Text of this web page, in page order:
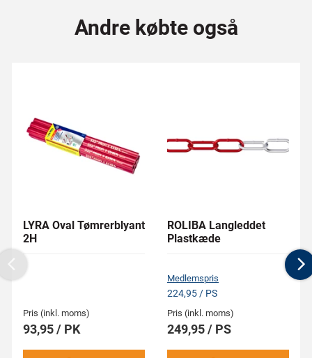
Andre købte også
LYRA Oval Tømrerblyant
2H
Pris (inkl. moms)
93,95 / PK
ROLIBA Langleddet
Plastkæde
Medlemspris
224,95 / PS
Pris (inkl. moms)
249,95 / PS
Previous